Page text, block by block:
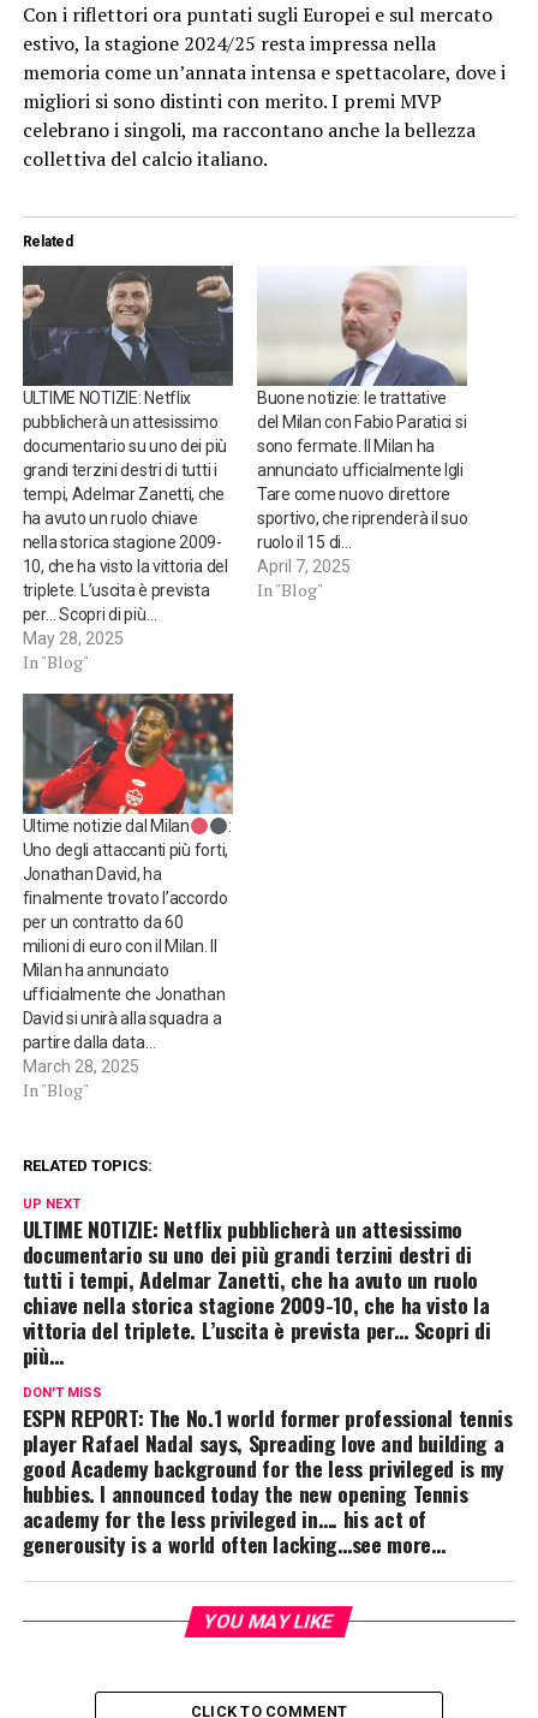
Con i riflettori ora puntati sugli Europei e sul mercato
estivo, la stagione 2024/25 resta impressa nella
memoria come un’annata intensa e spettacolare, dove i
migliori si sono distinti con merito. I premi MVP
celebrano i singoli, ma raccontano anche la bellezza
collettiva del calcio italiano.
Related
ULTIME NOTIZIE: Netflix
pubblicherà un attesissimo
documentario su uno dei più
grandi terzini destri di tutti i
tempi, Adelmar Zanetti, che
ha avuto un ruolo chiave
nella storica stagione 2009-
10, che ha visto la vittoria del
triplete. L’uscita è prevista
per… Scopri di più…
May 28, 2025
In "Blog"
Buone notizie: le trattative
del Milan con Fabio Paratici si
sono fermate. Il Milan ha
annunciato ufficialmente Igli
Tare come nuovo direttore
sportivo, che riprenderà il suo
ruolo il 15 di…
April 7, 2025
In "Blog"
Ultime notizie dal Milan
:
Uno degli attaccanti più forti,
Jonathan David, ha
finalmente trovato l’accordo
per un contratto da 60
milioni di euro con il Milan. Il
Milan ha annunciato
ufficialmente che Jonathan
David si unirà alla squadra a
partire dalla data…
March 28, 2025
In "Blog"
RELATED TOPICS:
UP NEXT
ULTIME NOTIZIE: Netflix pubblicherà un attesissimo
documentario su uno dei più grandi terzini destri di
tutti i tempi, Adelmar Zanetti, che ha avuto un ruolo
chiave nella storica stagione 2009-10, che ha visto la
vittoria del triplete. L’uscita è prevista per… Scopri di
più…
DON'T MISS
ESPN REPORT: The No.1 world former professional tennis
player Rafael Nadal says, Spreading love and building a
good Academy background for the less privileged is my
hubbies. I announced today the new opening Tennis
academy for the less privileged in…. his act of
generousity is a world often lacking…see more…
YOU MAY LIKE
CLICK TO COMMENT